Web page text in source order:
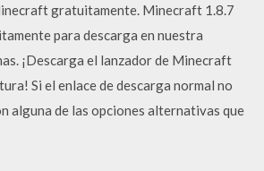
gratuitamente. Minecraft 1.8.7
para descarga en nuestra
¡Descarga el lanzador de Minecraft
Si el enlace de descarga normal no
alguna de las opciones alternativas que